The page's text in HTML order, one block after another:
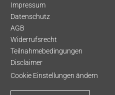
Impressum
Datenschutz
AGB
Widerrufsrecht
Teilnahmebedingungen
Disclaimer
Cookie Einstellungen ändern